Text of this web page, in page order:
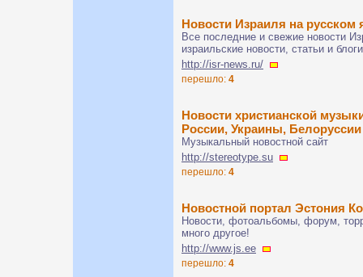
Новости Израиля на русском
Все последние и свежие новости
израильские новости, статьи и
http://isr-news.ru/
перешло: 4
Новости христианской
России, Украины,
Музыкальный новостной сайт
http://stereotype.su
перешло: 4
Новостной портал Эстония
Новости, фотоальбомы, форум,
много другое!
http://www.js.ee
перешло: 4